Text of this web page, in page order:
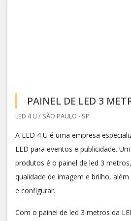
PAINEL DE LED 3
LED 4 U / SÃO PAULO - SP
A LED 4 U é uma empresa
LED para eventos e publicidade.
produtos é o painel de led 3
qualidade de imagem e brilho,
e configurar.
Com o painel de led 3 metros da